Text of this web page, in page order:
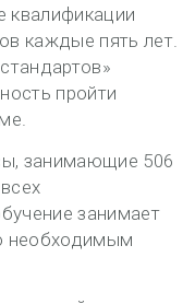
квалификации
каждые пять лет.
пройти
занимающие 506
занимает
необходимым